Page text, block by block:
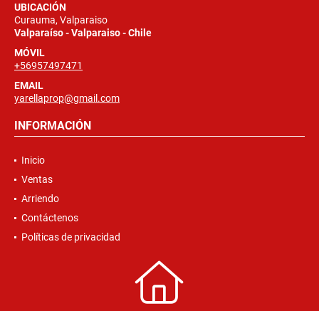
UBICACIÓN
Curauma, Valparaiso
Valparaíso - Valparaiso - Chile
MÓVIL
+56957497471
EMAIL
yarellaprop@gmail.com
INFORMACIÓN
Inicio
Ventas
Arriendo
Contáctenos
Políticas de privacidad